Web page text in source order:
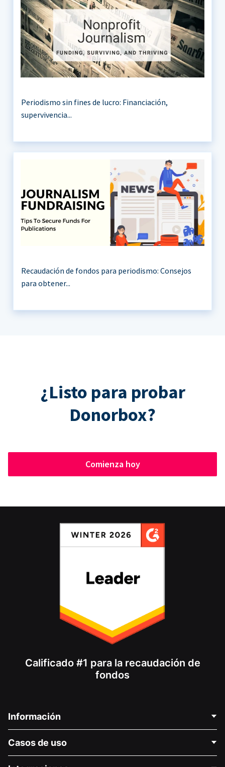
Periodismo sin fines de lucro: Financiación,
supervivencia...
Recaudación de fondos para periodismo: Consejos
para obtener...
¿Listo para probar
Donorbox?
Comienza hoy
Calificado #1 para la recaudación de
fondos
Información
Acerca de nosotros
Casos de uso